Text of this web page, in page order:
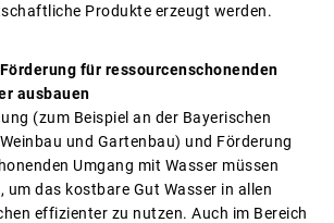
Produkte erzeugt werden.
für ressourcenschonenden
ausbauen
(zum Beispiel an der Bayerischen
und Gartenbau) und Förderung
Umgang mit Wasser müssen
um das kostbare Gut Wasser in allen
effizienter zu nutzen. Auch im Bereich